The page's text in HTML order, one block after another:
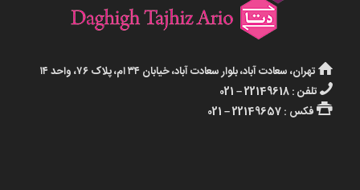
تهران، سعادت آباد، بلوار سعادت آباد، خیابان ۳۴ ام، پلاک ۷۶، واحد ۱۴
تلفن : 22149618 – 021
فکس : 22149657 – 021